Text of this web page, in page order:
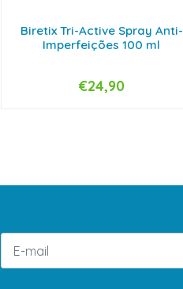
Biretix Tri-Active Spray Anti-
Imperfeições 100 ml
+
€24,90